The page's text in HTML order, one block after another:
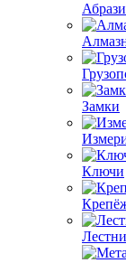
Замки
Ключи